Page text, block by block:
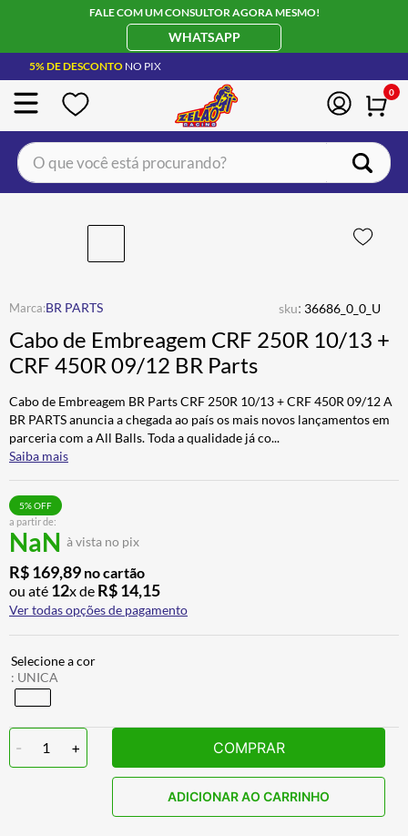
FALE COM UM CONSULTOR AGORA MESMO!
WHATSAPP
5% DE DESCONTO NO PIX
0
O que você está procurando?
BR PARTS sku: 36686_0_0_U
Cabo de Embreagem CRF 250R 10/13 +
CRF 450R 09/12 BR Parts
Cabo de Embreagem BR Parts CRF 250R 10/13 + CRF 450R 09/12 A
BR PARTS anuncia a chegada ao país os mais novos lançamentos em
parceria com a All Balls. Toda a qualidade já co...
Saiba mais
a partir de:
NaN à vista no pix
5% OFF
R$169,89 no cartão
ou até 12x de R$14,15
Ver todas opções de pagamento
: UNICA
- 1 + COMPRAR
ADICIONAR AO CARRINHO
CAPACETE LS2
BOTA
5º LUVA
7º CALÇA
8º ALPINESTAR
9º AIROH
10º